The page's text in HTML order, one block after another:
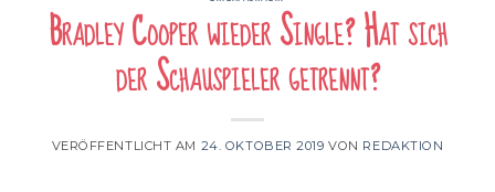
Bradley Cooper wieder Single? Hat sich
der Schauspieler getrennt?
VERÖFFENTLICHT AM 24. OKTOBER 2019 VON REDAKTION